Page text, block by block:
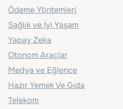
Ödeme Yöntemleri
Sağlık ve İyi Yaşam
Yapay Zeka
Otonom Araçlar
Medya ve Eğlence
Hazır Yemek Ve Gıda
Telekom